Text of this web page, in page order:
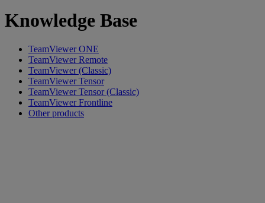
Knowledge Base
TeamViewer ONE
TeamViewer Remote
TeamViewer (Classic)
TeamViewer Tensor
TeamViewer Tensor (Classic)
TeamViewer Frontline
Other products